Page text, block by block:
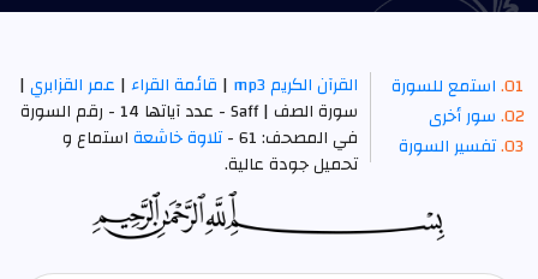
استمع للسورة
سور أخرى
تفسير السورة
القرآن الكريم mp3 | قائمة القراء| عمر القزابري|
سورة الصف | Saff - عدد آياتها 14 - رقم السورة
في المصحف: 61 -
تلاوة خاشعةاستماع و
تحميل جودة عالية.